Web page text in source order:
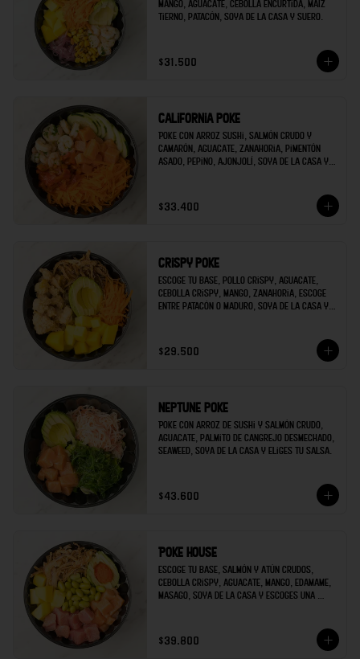
mango, aguacate, cebolla encurtida, maíz
tierno, patacón, soya de la casa y suero.
$31.500
California poke
Poke con arroz sushi, salmón crudo y
camarón, aguacate, zanahoria, pimentón
asado, pepino, ajonjolí, soya de la casa y
$33.400
Crispy poke
Escoge tu base, pollo crispy, aguacate,
cebolla crispy, mango, zanahoria, escoge
entre patacón o maduro, soya de la casa y
$29.500
Neptune poke
Poke con arroz de sushi y salmón crudo,
aguacate, palmito de cangrejo desmechado,
seaweed, soya de la casa y eliges tu salsa.
$43.600
Poke house
Escoge tu base, salmón y atún crudos,
cebolla crispy, aguacate, mango, edamame,
masago, soya de la casa y escoges una
$39.800